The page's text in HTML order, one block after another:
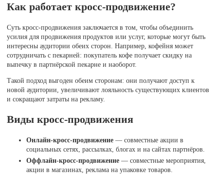
Как работает кросс-продвижение?
Суть кросс-продвижения заключается в том, чтобы объединить
усилия для продвижения продуктов или услуг, которые могут быть
интересны аудитории обеих сторон. Например, кофейня может
сотрудничать с пекарней: покупатель кофе получает скидку на
выпечку в партнёрской пекарне и наоборот.
Такой подход выгоден обеим сторонам: они получают доступ к
новой аудитории, увеличивают лояльность существующих клиентов
и сокращают затраты на рекламу.
Виды кросс-продвижения
Онлайн-кросс-продвижение — совместные акции в
социальных сетях, рассылках, блогах и на сайтах партнёров.
Оффлайн-кросс-продвижение — совместные мероприятия,
акции в магазинах, реклама на упаковке товаров.